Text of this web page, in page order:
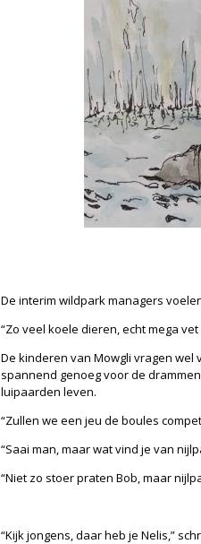
De interim wildpark managers
“Zo veel koele dieren, echt mega
De kinderen van Mowgli vragen wel
spannend genoeg voor de
luipaarden leven.
“Zullen we een jeu de boules
“Saai man, maar wat vind je van
“Niet zo stoer praten Bob, maar
“Kijk jongens, daar heb je Nelis,”